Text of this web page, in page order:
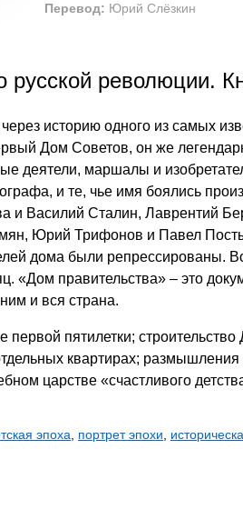
Перевод: Юрий Слёзкин
русской революции.
историю одного из самых
Дом Советов, он же
деятели, маршалы и
и те, чье имя боялись
Василий Сталин, Лаврентий
Юрий Трифонов и Павел
дома были репрессированы.
«Дом правительства» – это
и вся страна.
пятилетки; строительство
квартирах;
царстве «счастливого
эпоха портрет эпохи